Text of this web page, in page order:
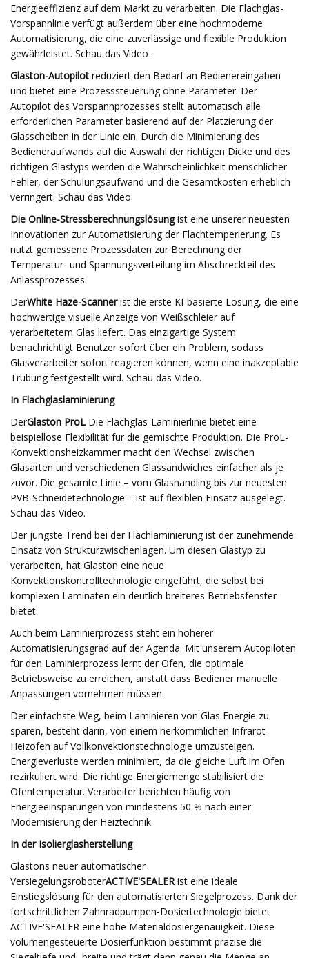
Energieeffizienz auf dem Markt zu verarbeiten. Die Flachglas-
Vorspannlinie verfügt außerdem über eine hochmoderne
Automatisierung, die eine zuverlässige und flexible Produktion
gewährleistet. Schau das Video .
Glaston-Autopilot reduziert den Bedarf an Bedienereingaben
und bietet eine Prozesssteuerung ohne Parameter. Der
Autopilot des Vorspannprozesses stellt automatisch alle
erforderlichen Parameter basierend auf der Platzierung der
Glasscheiben in der Linie ein. Durch die Minimierung des
Bedieneraufwands auf die Auswahl der richtigen Dicke und des
richtigen Glastyps werden die Wahrscheinlichkeit menschlicher
Fehler, der Schulungsaufwand und die Gesamtkosten erheblich
verringert. Schau das Video.
Die Online-Stressberechnungslösungist eine unserer neuesten
Innovationen zur Automatisierung der Flachtemperierung. Es
nutzt gemessene Prozessdaten zur Berechnung der
Temperatur- und Spannungsverteilung im Abschreckteil des
Anlassprozesses.
DerWhite Haze-Scannerist die erste KI-basierte Lösung, die eine
hochwertige visuelle Anzeige von Weißschleier auf
verarbeitetem Glas liefert. Das einzigartige System
benachrichtigt Benutzer sofort über ein Problem, sodass
Glasverarbeiter sofort reagieren können, wenn eine inakzeptable
Trübung festgestellt wird. Schau das Video.
In Flachglaslaminierung
DerGlaston ProL Die Flachglas-Laminierlinie bietet eine
beispiellose Flexibilität für die gemischte Produktion. Die ProL-
Konvektionsheizkammer macht den Wechsel zwischen
Glasarten und verschiedenen Glassandwiches einfacher als je
zuvor. Die gesamte Linie – vom Glashandling bis zur neuesten
PVB-Schneidetechnologie – ist auf flexiblen Einsatz ausgelegt.
Schau das Video.
Der jüngste Trend bei der Flachlaminierung ist der zunehmende
Einsatz von Strukturzwischenlagen. Um diesen Glastyp zu
verarbeiten, hat Glaston eine neue
Konvektionskontrolltechnologie eingeführt, die selbst bei
komplexen Laminaten ein deutlich breiteres Betriebsfenster
bietet.
Auch beim Laminierprozess steht ein höherer
Automatisierungsgrad auf der Agenda. Mit unserem Autopiloten
für den Laminierprozess lernt der Ofen, die optimale
Betriebsweise zu erreichen, anstatt dass Bediener manuelle
Anpassungen vornehmen müssen.
Der einfachste Weg, beim Laminieren von Glas Energie zu
sparen, besteht darin, von einem herkömmlichen Infrarot-
Heizofen auf Vollkonvektionstechnologie umzusteigen.
Energieverluste werden minimiert, da die gleiche Luft im Ofen
rezirkuliert wird. Die richtige Energiemenge stabilisiert die
Ofentemperatur. Verarbeiter berichten häufig von
Energieeinsparungen von mindestens 50 % nach einer
Modernisierung der Heiztechnik.
In der Isolierglasherstellung
Glastons neuer automatischer
VersiegelungsroboterACTIVE'SEALERist eine ideale
Einstiegslösung für den automatisierten Siegelprozess. Dank der
fortschrittlichen Zahnradpumpen-Dosiertechnologie bietet
ACTIVE'SEALER eine hohe Materialdosiergenauigkeit. Diese
volumengesteuerte Dosierfunktion bestimmt präzise die